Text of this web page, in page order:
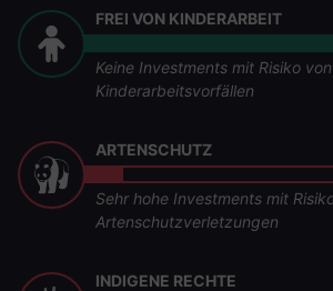
FREI VON KINDERARBEIT
Keine Investments mit Risiko von
Kinderarbeitsvorfällen
ARTENSCHUTZ
Sehr hohe Investments mit
Artenschutzverletzungen
INDIGENE RECHTE